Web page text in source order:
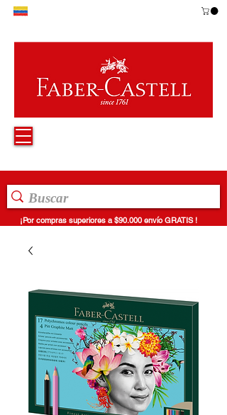
¡Por compras superiores a $90.000 envío GRATIS !